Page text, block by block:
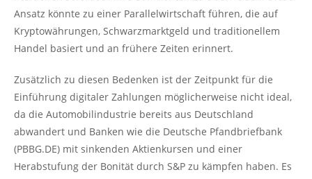
Ansatz könnte zu einer Parallelwirtschaft führen, die auf
Kryptowährungen, Schwarzmarktgeld und traditionellem
Handel basiert und an frühere Zeiten erinnert.
Zusätzlich zu diesen Bedenken ist der Zeitpunkt für die
Einführung digitaler Zahlungen möglicherweise nicht ideal,
da die Automobilindustrie bereits aus Deutschland
abwandert und Banken wie die Deutsche Pfandbriefbank
(PBBG.DE) mit sinkenden Aktienkursen und einer
Herabstufung der Bonität durch S&P zu kämpfen haben. Es